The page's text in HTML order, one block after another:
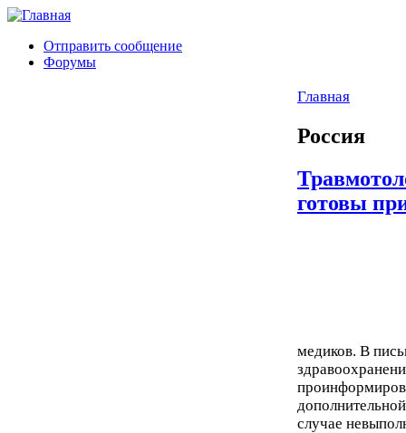
Отправить сообщение
Форумы
Главная
Россия
готовы
медиков. В
случае